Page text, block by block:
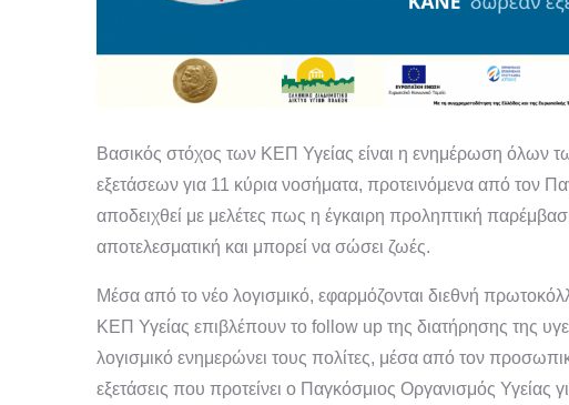
Βασικός στόχος των ΚΕΠ Υγείας είναι η ενημέρωση όλων
εξετάσεων για 11 κύρια νοσήματα, προτεινόμενα από τον
αποδειχθεί με μελέτες πως η έγκαιρη προληπτική
αποτελεσματική και μπορεί να σώσει ζωές.
Μέσα από το νέο λογισμικό, εφαρμόζονται διεθνή
ΚΕΠ Υγείας επιβλέπουν το follow up της διατήρησης της
λογισμικό ενημερώνει τους πολίτες, μέσα από τον
εξετάσεις που προτείνει ο Παγκόσμιος Οργανισμός Υγείας